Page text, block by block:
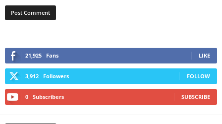
21,925 Fans LIKE
3,912 Followers FOLLOW
0 Subscribers SUBSCRIBE